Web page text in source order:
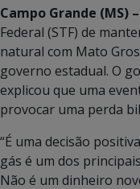
Campo Grande (MS) –
Federal (STF) de
natural com Mato
governo estadual. O
explicou que uma
provocar uma perda
“É uma decisão
gás é um dos
Não é um dinheiro